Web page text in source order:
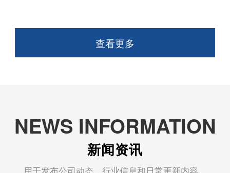
查看更多
NEWS INFORMATION
新闻资讯